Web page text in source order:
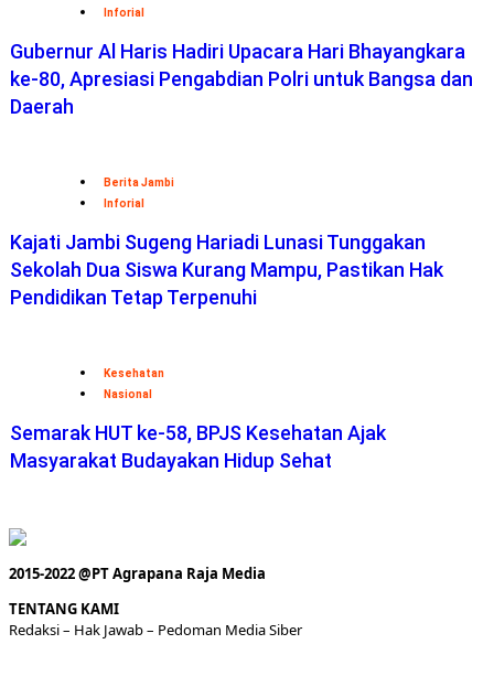
Inforial
Gubernur Al Haris Hadiri Upacara Hari Bhayangkara
ke-80, Apresiasi Pengabdian Polri untuk Bangsa dan
Daerah
Berita Jambi
Inforial
Kajati Jambi Sugeng Hariadi Lunasi Tunggakan
Sekolah Dua Siswa Kurang Mampu, Pastikan Hak
Pendidikan Tetap Terpenuhi
Kesehatan
Nasional
Semarak HUT ke-58, BPJS Kesehatan Ajak
Masyarakat Budayakan Hidup Sehat
2015-2022 @PT Agrapana Raja Media
TENTANG KAMI
Redaksi– Hak Jawab – Pedoman Media Siber